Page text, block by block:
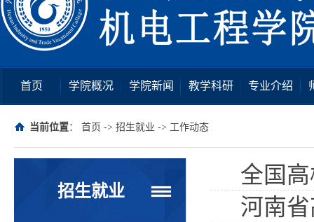
首页 学院概况 学院新闻 教学科研 专业介绍
当前位置： 首页 -> 招生就业 -> 工作动态
招生就业
全国
河南